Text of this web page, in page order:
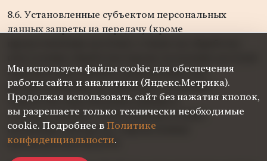
8.6. Установленные субъектом персональных
данных запреты на передачу (кроме
персональных данных, разрешенных для
распространения, не действуют в случаях
обработки персональных данных в
государственных, общественных и иных
публичных интересах, определенных
законодательством РФ.
Мы используем файлы cookie для обеспечения
работы сайта и аналитики (Яндекс.Метрика).
Продолжая использовать сайт без нажатия кнопок,
вы разрешаете только технически необходимые
cookie. Подробнее в Политике
конфиденциальности.